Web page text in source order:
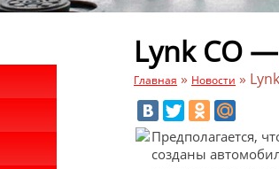
Lynk CO
Главная » Новости »
Предполагается,
созданы